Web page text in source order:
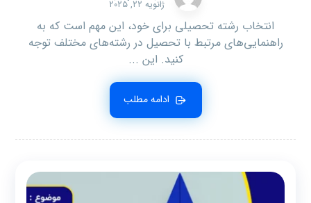
ژانویه ۲۲, ۲۰۲۵
انتخاب رشته تحصیلی برای خود، این مهم است که به
راهنمایی‌های مرتبط با تحصیل در رشته‌های مختلف توجه
کنید. این ...
ادامه مطلب